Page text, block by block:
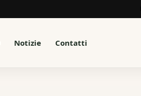
Notizie Contatti